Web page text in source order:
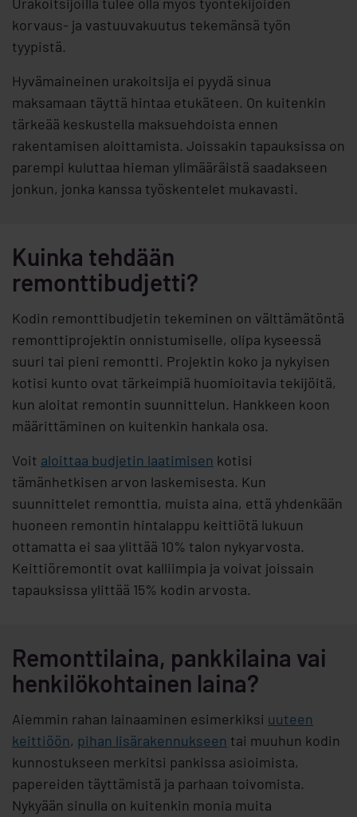
korvaus- ja vastuuvakuutus tekemänsä työn
tyypistä.
Hyvämaineinen urakoitsija ei pyydä sinua
maksamaan täyttä hintaa etukäteen. On kuitenkin
tärkeää keskustella maksuehdoista ennen
rakentamisen aloittamista. Joissakin tapauksissa on
parempi kuluttaa hieman ylimääräistä saadakseen
jonkun, jonka kanssa työskentelet mukavasti.
Kuinka tehdään
remonttibudjetti?
Kodin remonttibudjetin tekeminen on välttämätöntä
remonttiprojektin onnistumiselle, olipa kyseessä
suuri tai pieni remontti. Projektin koko ja nykyisen
kotisi kunto ovat tärkeimpiä huomioitavia tekijöitä,
kun aloitat remontin suunnittelun. Hankkeen koon
määrittäminen on kuitenkin hankala osa.
Voit aloittaa budjetin laatimisen kotisi
tämänhetkisen arvon laskemisesta. Kun
suunnittelet remonttia, muista aina, että yhdenkään
huoneen remontin hintalappu keittiötä lukuun
ottamatta ei saa ylittää 10% talon nykyarvosta.
Keittiöremontit ovat kalliimpia ja voivat joissain
tapauksissa ylittää 15% kodin arvosta.
Remonttilaina, pankkilaina vai
henkilökohtainen laina?
Aiemmin rahan lainaaminen esimerkiksi uuteen
keittiöön, pihan lisärakennukseen tai muuhun kodin
kunnostukseen merkitsi pankissa asioimista,
papereiden täyttämistä ja parhaan toivomista.
Nykyään sinulla on kuitenkin monia muita